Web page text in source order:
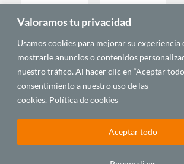
Valoramos tu privacidad
Usamos cookies para mejorar su experiencia
mostrarle anuncios o contenidos
nuestro tráfico. Al hacer clic en “Aceptar
consentimiento a nuestro uso de las
cookies. Política de cookies
Aceptar todo